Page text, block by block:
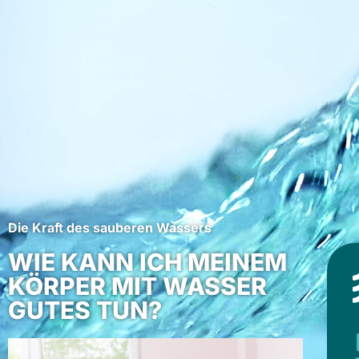
Die Kraft des sauberen Wassers
WIE KANN ICH MEINEM
KÖRPER MIT WASSER
GUTES TUN?